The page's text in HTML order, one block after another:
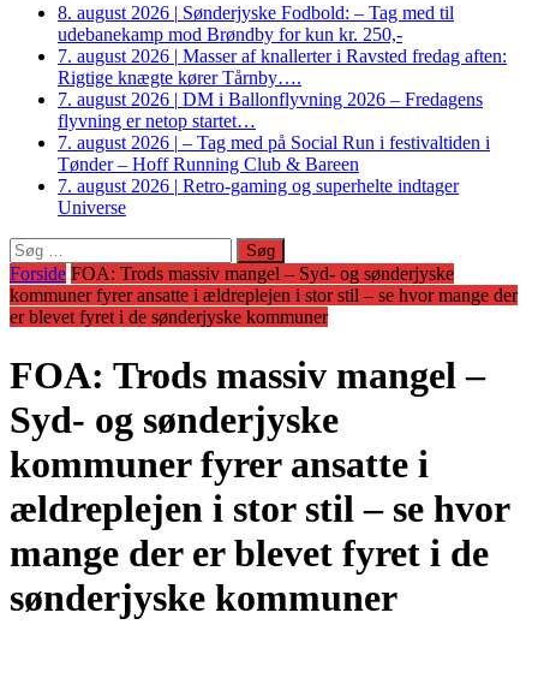
8. august 2026 | Sønderjyske Fodbold: – Tag med til
udebanekamp mod Brøndby for kun kr. 250,-
7. august 2026 | Masser af knallerter i Ravsted fredag aften:
Rigtige knægte kører Tårnby….
7. august 2026 | DM i Ballonflyvning 2026 – Fredagens
flyvning er netop startet…
7. august 2026 | – Tag med på Social Run i festivaltiden i
Tønder – Hoff Running Club & Bareen
7. august 2026 | Retro-gaming og superhelte indtager
Universe
Søg
efter:
Forside FOA: Trods massiv mangel – Syd- og sønderjyske
kommuner fyrer ansatte i ældreplejen i stor stil – se hvor mange der
er blevet fyret i de sønderjyske kommuner
FOA: Trods massiv mangel –
Syd- og sønderjyske
kommuner fyrer ansatte i
ældreplejen i stor stil – se hvor
mange der er blevet fyret i de
sønderjyske kommuner